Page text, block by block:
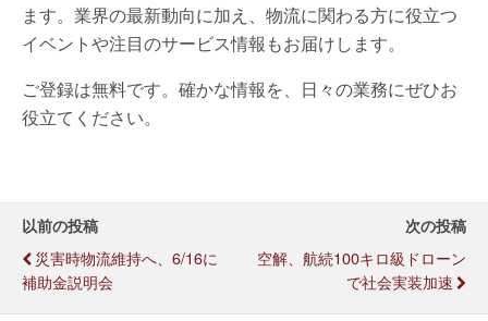
ます。業界の最新動向に加え、物流に関わる方に役立つ
イベントや注目のサービス情報もお届けします。
ご登録は無料です。確かな情報を、日々の業務にぜひお
役立てください。
以前の投稿
災害時物流維持へ、6/16に
補助金説明会
次の投稿
空解、航続100キロ級ドローン
で社会実装加速